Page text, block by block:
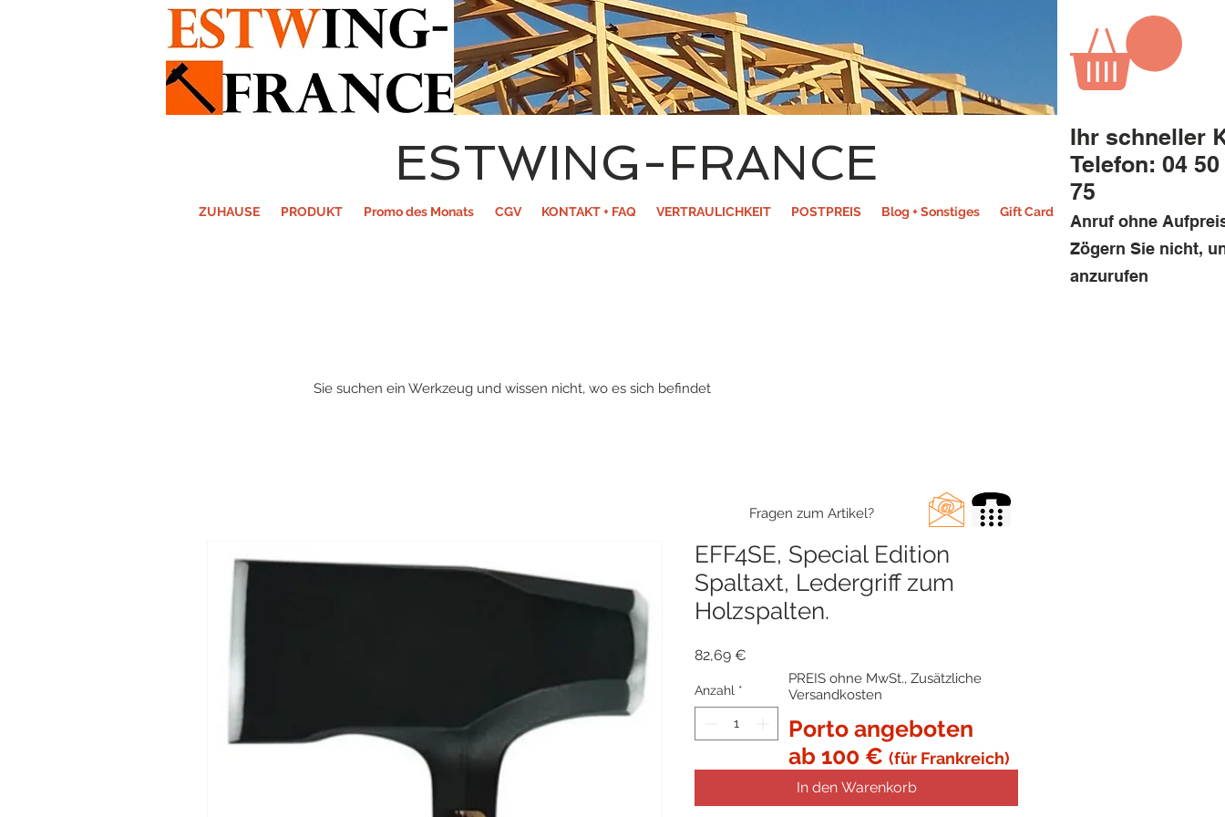
ESTWING-FRANCE
ZUHAUSE PRODUKT Promo des Monats CGV KONTAKT + FAQ VERTRAULICHKEIT POSTPREIS Blog + Sonstiges Gift Card
Ihr schneller
Telefon: 04 50
75
Anruf ohne
Zögern Sie nicht,
anzurufen
Sie suchen ein Werkzeug und wissen nicht, wo es sich befindet
EFF4SE, Special Edition
Spaltaxt, Ledergriff zum
Holzspalten.
82,69 €
Anzahl *
In den Warenkorb
Porto angeboten
ab 100 € (für Frankreich)
PREIS ohne MwSt., Zusätzliche
Versandkosten
Fragen zum Artikel?